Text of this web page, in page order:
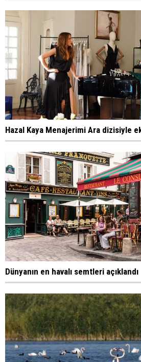
Hazal Kaya Menajerimi Ara dizisiyle
Dünyanın en havalı semtleri açıklandı